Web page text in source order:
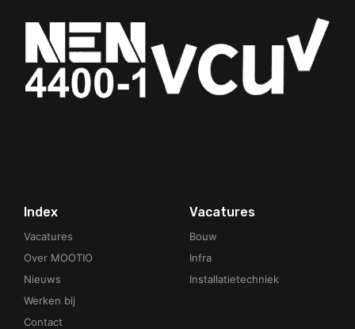
Index
Vacatures
Over MOOTIO
Nieuws
Werken bij
Contact
Vacatures
Bouw
Infra
Installatietechniek